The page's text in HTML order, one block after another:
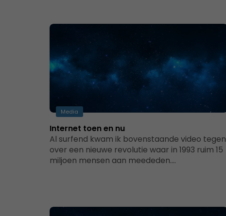
Media
Internet toen en nu
Al surfend kwam ik bovenstaande video tegen
over een nieuwe revolutie waar in 1993 ruim 15
miljoen mensen aan meededen.…